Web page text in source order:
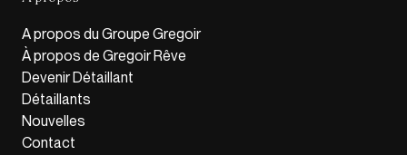
A propos du Groupe Gregoir
À propos de Gregoir Rêve
Devenir Détaillant
Détaillants
Nouvelles
Contact